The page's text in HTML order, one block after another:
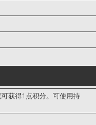
获得1点积分。可使用持